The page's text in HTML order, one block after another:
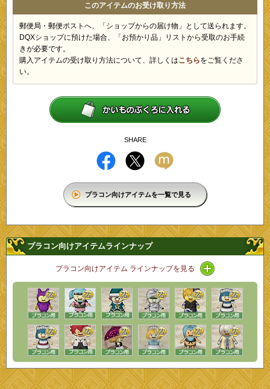
このアイテムのお受け取り方法
郵便局・郵便ポストへ、「ショップからの届け物」として送られます。
DQXショップに預けた場合、「お預かり品」リストから受取のお手続
きが必要です。
購入アイテムの受け取り方法について、詳しくはこちらをご覧くださ
い。
SHARE
プラコン向けアイテムを一覧で見る
プラコン向けアイテムラインナップ
プラコン向けアイテム ラインナップを見る アイコン / ライ